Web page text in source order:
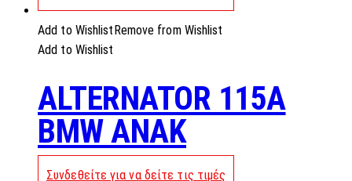
Add to Wishlist Remove from Wishlist
Add to Wishlist
ALTERNATOR 115A
BMW ANAK
Συνδεθείτε για να δείτε τις τιμές